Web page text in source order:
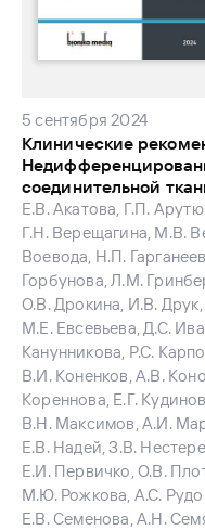
5 сентября 2024
Клинические
соединительной
Е.В. Акатова, Г.П.
Г.Н. Верещагина, М.В.
Воевода, Н.П.
Горбунова, Л.М.
О.В. Дрокина, И.В.
М.Е. Евсевьева, Д.С.
Канунникова, Р.С.
В.И. Коненков, А.В.
Кореннова, Е.Г.
В.Н. Максимов, А.И.
Е.В. Надей, З.В.
Е.И. Первичко, О.В.
М.Ю. Рожкова, А.С.
Е.В. Семенова, А.Н.